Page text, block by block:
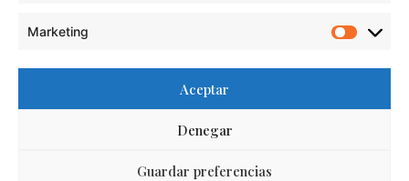
Marketing
Aceptar
Denegar
Guardar preferencias